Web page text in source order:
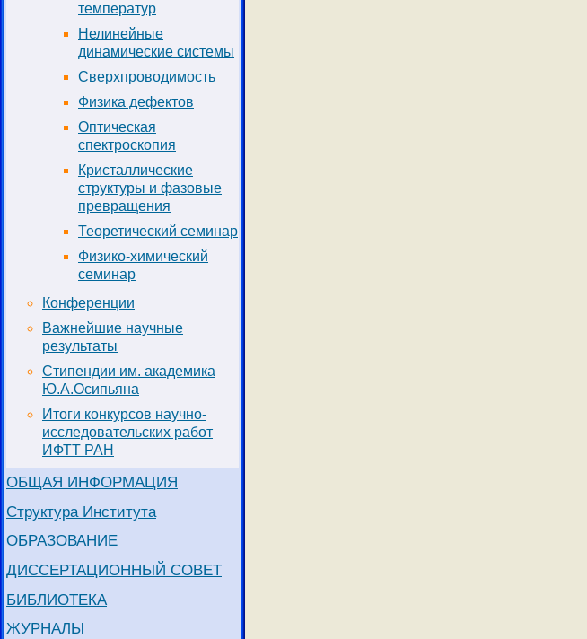
температур
Нелинейные
динамические системы
Сверхпроводимость
Физика дефектов
Оптическая
спектроскопия
Кристаллические
структуры и фазовые
превращения
Теоретический семинар
Физико-химический
семинар
Конференции
Важнейшие научные
результаты
Стипендии им. академика
Ю.А.Осипьяна
Итоги конкурсов научно-
исследовательских работ
ИФТТ РАН
ОБЩАЯ ИНФОРМАЦИЯ
Структура Института
ОБРАЗОВАНИЕ
ДИССЕРТАЦИОННЫЙ СОВЕТ
БИБЛИОТЕКА
ЖУРНАЛЫ